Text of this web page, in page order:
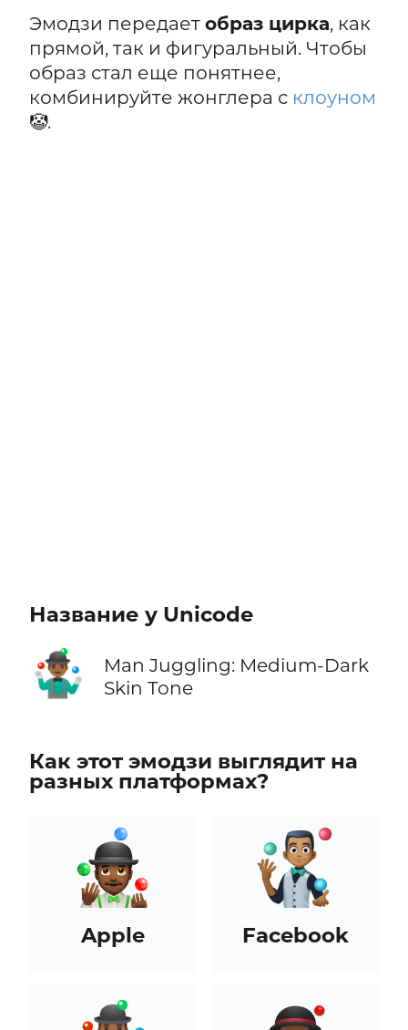
Эмодзи передает образ цирка, как
прямой, так и фигуральный. Чтобы
образ стал еще понятнее,
комбинируйте жонглера с клоуном
🤡.
Название у Unicode
🤹🏾‍♂️
Man Juggling: Medium-Dark
Skin Tone
Как этот эмодзи выглядит на
разных платформах?
Apple Facebook